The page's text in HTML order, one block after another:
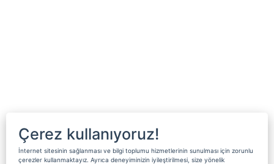
Çerez kullanıyoruz!
İnternet sitesinin sağlanması ve bilgi toplumu hizmetlerinin sunulması için zorunlu
çerezler kullanmaktayız. Ayrıca deneyiminizin iyileştirilmesi, size yönelik